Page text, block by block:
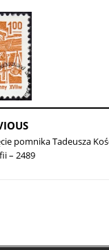
pomnika Tadeusza
– 2489